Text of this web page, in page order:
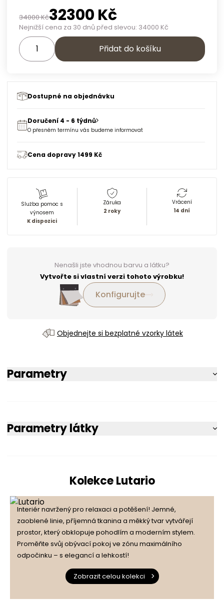
34000Kč32300 Kč
Nejnižší cena za 30 dnů před slevou: 34000 Kč
Přidat do košíku
Dostupné na objednávku
Doručení 4 - 6 týdnů
O přesném termínu vás budeme informovat
Cena dopravy 1499 Kč
Služba pomoc s
výnosem
K dispozici
Záruka
2 roky
Vrácení
14 dní
Nenašli jste vhodnou barvu a látku?
Vytvořte si vlastní verzi tohoto výrobku!
Konfigurujte
Objednejte si bezplatné vzorky látek
Parametry
Parametry látky
Kolekce Lutario
Interiér navržený pro relaxaci a potěšení! Jemné,
zaoblené linie, příjemná tkanina a měkký tvar vytvářejí
prostor, který obklopuje pohodlím a moderním stylem.
Proměňte svůj obývací pokoj ve zónu maximálního
odpočinku – s elegancí a lehkostí!
Zobrazit celou kolekci